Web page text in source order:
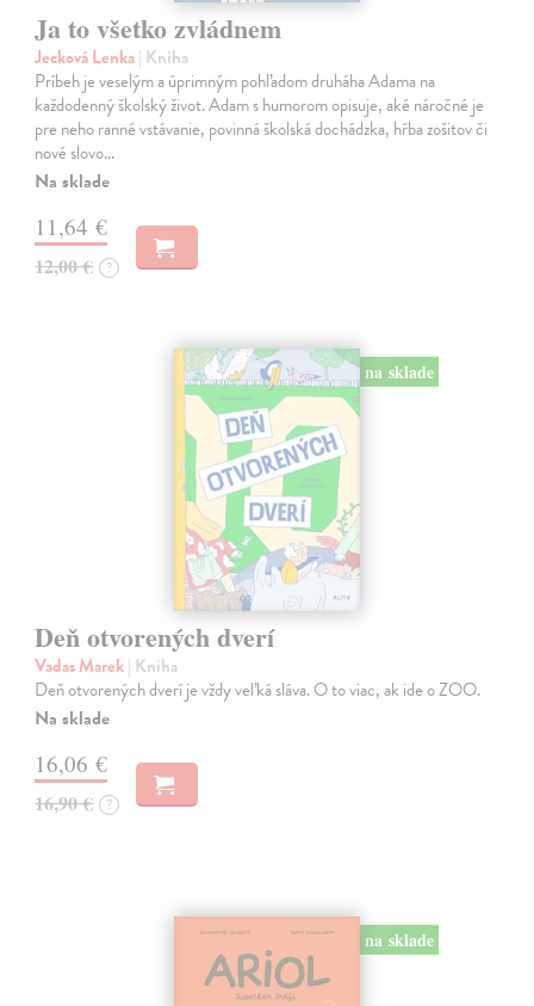
Ja to všetko zvládnem
Jecková Lenka| Kniha
Príbeh je veselým a úprimným pohľadom druháha Adama na
každodenný školský život. Adam s humorom opisuje, aké náročné je
pre neho ranné vstávanie, povinná školská dochádzka, hŕba zošitov či
nové slovo…
Na sklade
11,64 €
12,00 € ?
na sklade
Deň otvorených dverí
Vadas Marek| Kniha
Deň otvorených dverí je vždy veľká sláva. O to viac, ak ide o ZOO.
Na sklade
16,06 €
16,90 € ?
na sklade